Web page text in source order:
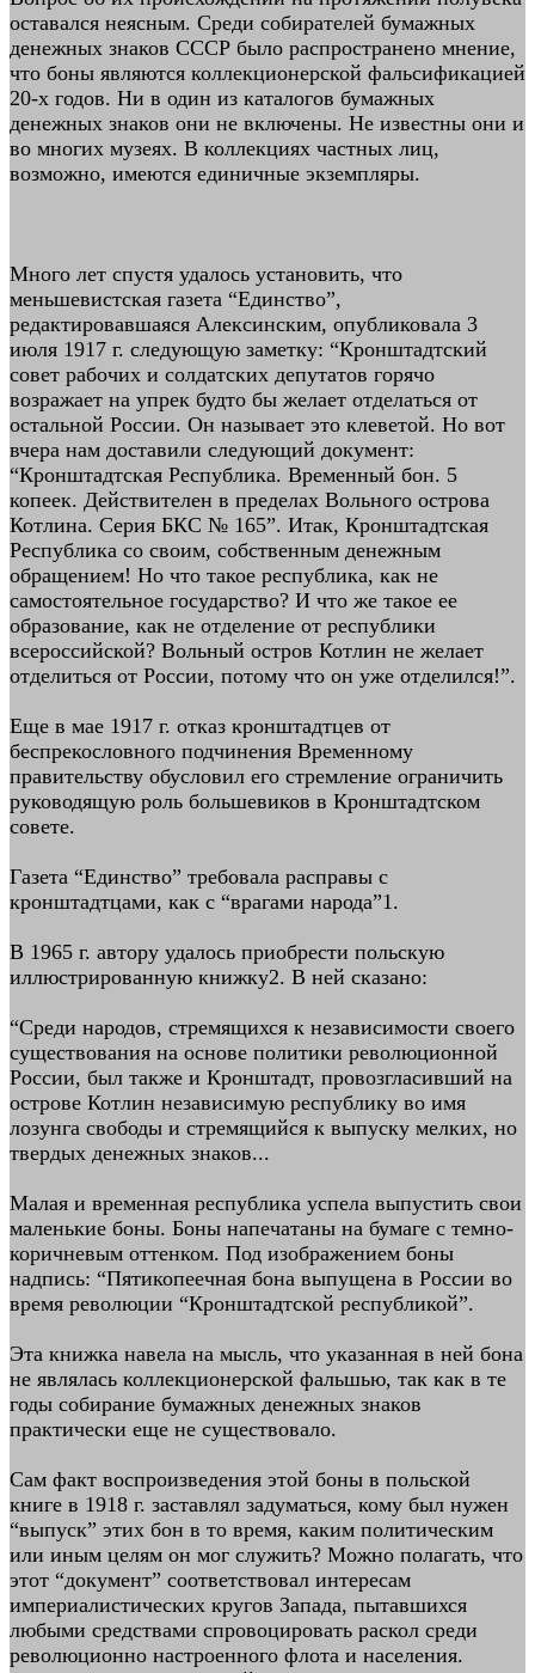
оставался неясным. Среди собирателей бумажных
денежных знаков СССР было распространено мнение,
что боны являются коллекционерской фальсификацией
20-х годов. Ни в один из каталогов бумажных
денежных знаков они не включены. Не известны они и
во многих музеях. В коллекциях частных лиц,
возможно, имеются единичные экземпляры.
Много лет спустя удалось установить, что
меньшевистская газета “Единство”,
редактировавшаяся Алексинским, опубликовала 3
июля 1917 г. следующую заметку: “Кронштадтский
совет рабочих и солдатских депутатов горячо
возражает на упрек будто бы желает отделаться от
остальной России. Он называет это клеветой. Но вот
вчера нам доставили следующий документ:
“Кронштадтская Республика. Временный бон. 5
копеек. Действителен в пределах Вольного острова
Котлина. Серия БКС № 165”. Итак, Кронштадтская
Республика со своим, собственным денежным
обращением! Но что такое республика, как не
самостоятельное государство? И что же такое ее
образование, как не отделение от республики
всероссийской? Вольный остров Котлин не желает
отделиться от России, потому что он уже отделился!”.
Еще в мае 1917 г. отказ кронштадтцев от
беспрекословного подчинения Временному
правительству обусловил его стремление ограничить
руководящую роль большевиков в Кронштадтском
совете.
Газета “Единство” требовала расправы с
кронштадтцами, как с “врагами народа”1.
В 1965 г. автору удалось приобрести польскую
иллюстрированную книжку2. В ней сказано:
“Среди народов, стремящихся к независимости своего
существования на основе политики революционной
России, был также и Кронштадт, провозгласивший на
острове Котлин независимую республику во имя
лозунга свободы и стремящийся к выпуску мелких, но
твердых денежных знаков...
Малая и временная республика успела выпустить свои
маленькие боны. Боны напечатаны на бумаге с темно-
коричневым оттенком. Под изображением боны
надпись: “Пятикопеечная бона выпущена в России во
время революции “Кронштадтской республикой”.
Эта книжка навела на мысль, что указанная в ней бона
не являлась коллекционерской фальшью, так как в те
годы собирание бумажных денежных знаков
практически еще не существовало.
Сам факт воспроизведения этой боны в польской
книге в 1918 г. заставлял задуматься, кому был нужен
“выпуск” этих бон в то время, каким политическим
или иным целям он мог служить? Можно полагать, что
этот “документ” соответствовал интересам
империалистических кругов Запада, пытавшихся
любыми средствами спровоцировать раскол среди
революционно настроенного флота и населения.